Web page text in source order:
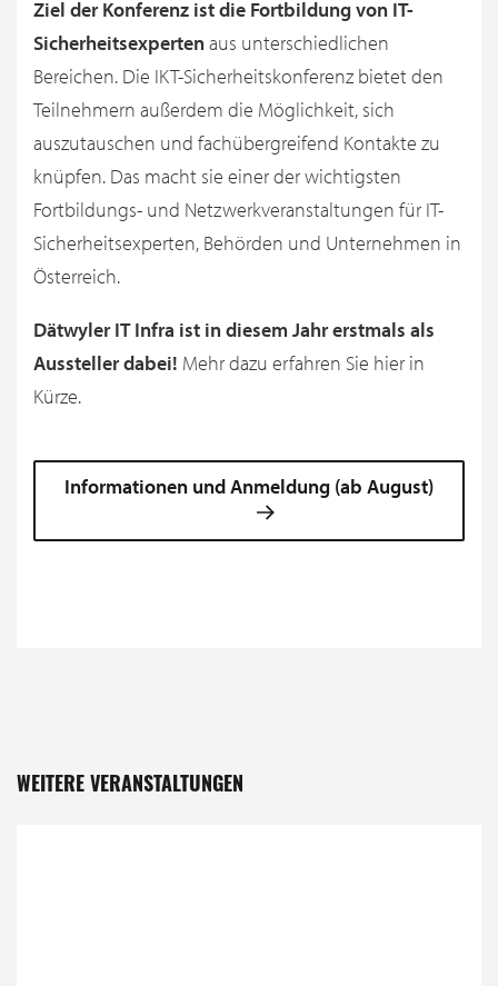
Ziel der Konferenz ist die Fortbildung von IT-
Sicherheitsexpertenaus unterschiedlichen
Bereichen. Die IKT-Sicherheitskonferenz bietet den
Teilnehmern außerdem die Möglichkeit, sich
auszutauschen und fachübergreifend Kontakte zu
knüpfen. Das macht sie einer der wichtigsten
Fortbildungs- und Netzwerkveranstaltungen für IT-
Sicherheitsexperten, Behörden und Unternehmen in
Österreich.
Dätwyler IT Infra ist in diesem Jahr erstmals als
Aussteller dabei! Mehr dazu erfahren Sie hier in
Kürze.
Informationen und Anmeldung (ab August)
WEITERE VERANSTALTUNGEN